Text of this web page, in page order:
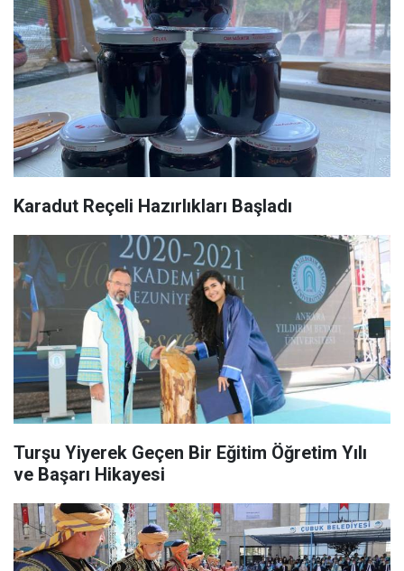
Karadut Reçeli Hazırlıkları Başladı
Turşu Yiyerek Geçen Bir Eğitim Öğretim Yılı
ve Başarı Hikayesi